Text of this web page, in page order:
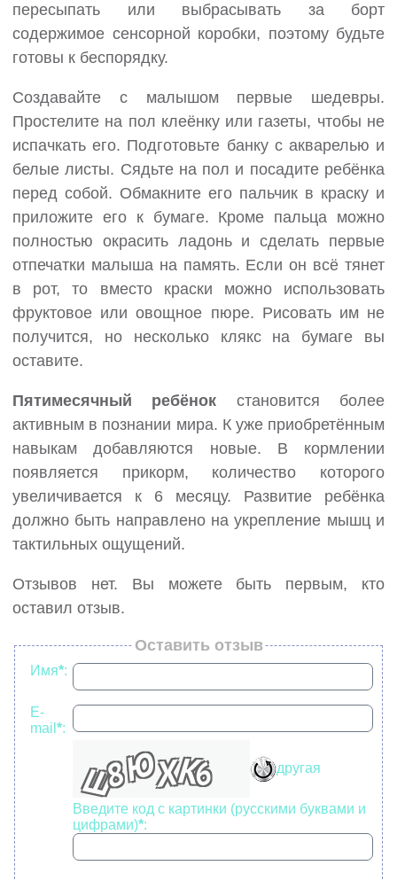
пересыпать или выбрасывать за борт
содержимое сенсорной коробки, поэтому будьте
готовы к беспорядку.
Создавайте с малышом первые шедевры.
Простелите на пол клеёнку или газеты, чтобы не
испачкать его. Подготовьте банку с акварелью и
белые листы. Сядьте на пол и посадите ребёнка
перед собой. Обмакните его пальчик в краску и
приложите его к бумаге. Кроме пальца можно
полностью окрасить ладонь и сделать первые
отпечатки малыша на память. Если он всё тянет
в рот, то вместо краски можно использовать
фруктовое или овощное пюре. Рисовать им не
получится, но несколько клякс на бумаге вы
оставите.
Пятимесячный ребёнок становится более
активным в познании мира. К уже приобретённым
навыкам добавляются новые. В кормлении
появляется прикорм, количество которого
увеличивается к 6 месяцу. Развитие ребёнка
должно быть направлено на укрепление мышц и
тактильных ощущений.
Отзывов нет. Вы можете быть первым, кто
оставил отзыв.
Оставить отзыв
Имя*:
E-
mail *:
другая
Введите код с картинки (русскими буквами и
цифрами)*: